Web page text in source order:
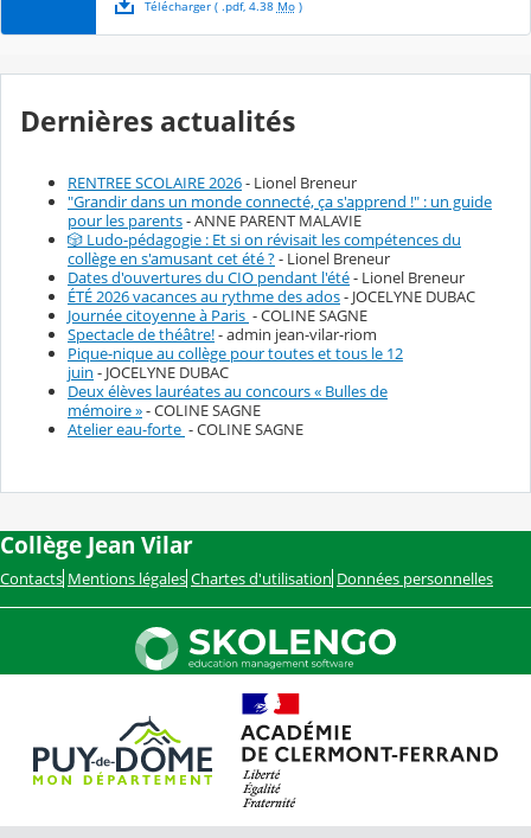
Télécharger( .pdf, 4.38 Mo)
Dernières actualités
RENTREE SCOLAIRE 2026- Lionel Breneur
"Grandir dans un monde connecté, ça s'apprend !" : un guide
pour les parents- ANNE PARENT MALAVIE
🎲 Ludo-pédagogie : Et si on révisait les compétences du
collège en s'amusant cet été ?- Lionel Breneur
Dates d'ouvertures du CIO pendant l'été- Lionel Breneur
ÉTÉ 2026 vacances au rythme des ados- JOCELYNE DUBAC
Journée citoyenne à Paris - COLINE SAGNE
Spectacle de théâtre!- admin jean-vilar-riom
Pique-nique au collège pour toutes et tous le 12
juin - JOCELYNE DUBAC
Deux élèves lauréates au concours « Bulles de
mémoire »- COLINE SAGNE
Atelier eau-forte - COLINE SAGNE
Collège Jean Vilar
Contacts Mentions légales Chartes d'utilisation Données personnelles